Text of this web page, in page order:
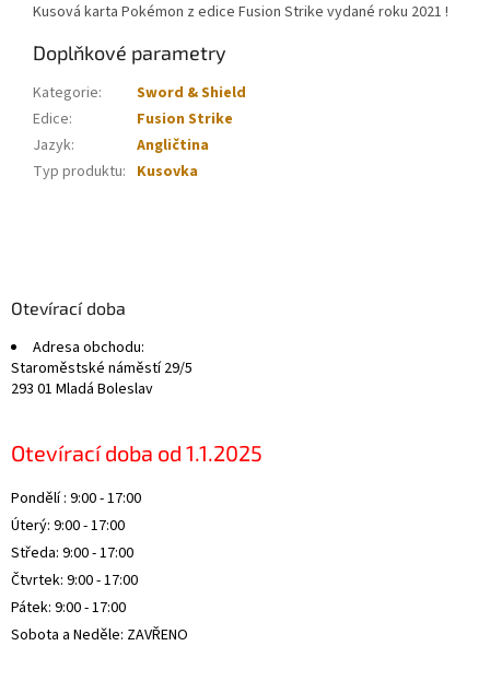
Kusová karta Pokémon z edice Fusion Strike vydané roku 2021 !
Doplňkové parametry
Kategorie:
Sword & Shield
Edice:
Fusion Strike
Jazyk:
Angličtina
Typ produktu: Kusovka
Otevírací doba
Adresa obchodu:
Staroměstské náměstí 29/5
293 01 Mladá Boleslav
Otevírací doba od 1.1.2025
Pondělí : 9:00 - 17:00
Úterý: 9:00 - 17:00
Středa: 9:00 - 17:00
Čtvrtek: 9:00 - 17:00
Pátek: 9:00 - 17:00
Sobota a Neděle: ZAVŘENO